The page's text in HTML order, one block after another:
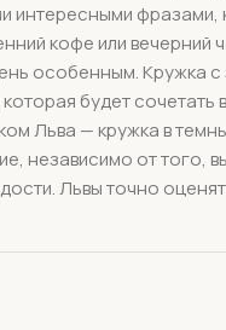
кофе или вечерний
особенным. Кружка
будет
Льва — кружка в
независимо от того,
Львы точно